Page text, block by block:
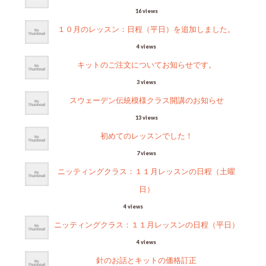
16 views
１０月のレッスン：日程（平日）を追加しました。
4 views
キットのご注文についてお知らせです。
3 views
スウェーデン伝統模様クラス開講のお知らせ
13 views
初めてのレッスンでした！
7 views
ニッティングクラス：１１月レッスンの日程（土曜
日）
4 views
ニッティングクラス：１１月レッスンの日程（平日）
4 views
針のお話とキットの価格訂正